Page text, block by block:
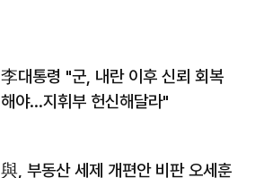
李대통령 "군, 내란 이후 신뢰 회복
해야…지휘부 헌신해달라"
與, 부동산 세제 개편안 비판 오세훈